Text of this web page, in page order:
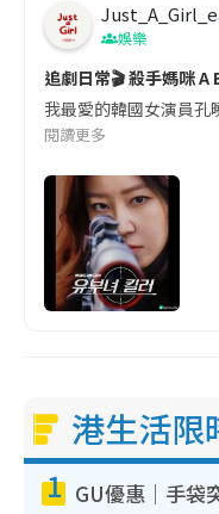
娛樂
追劇日常🎬 殺手媽咪
我最愛的韓國女演員
閱讀更多
港生活限
1